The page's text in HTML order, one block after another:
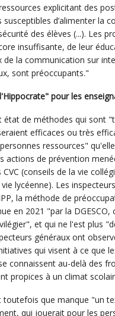
explicitant des
d’alimenter la
des élèves (...). Les
insuffisante, de leur
de la communication sur
sont préoccupants."
pour les
état de méthodes qui sont
efficaces ou très
ressources"
actions de prévention
CVC (conseils de la vie
lycéenne). Les
la méthode de
en 2021 "par la DGESCO,
et qui ne l'est plus
généraux ont
qui visent à ce que
connaissent au-delà des
propices à un climat
toutefois que manque "un
qui jouerait pour les